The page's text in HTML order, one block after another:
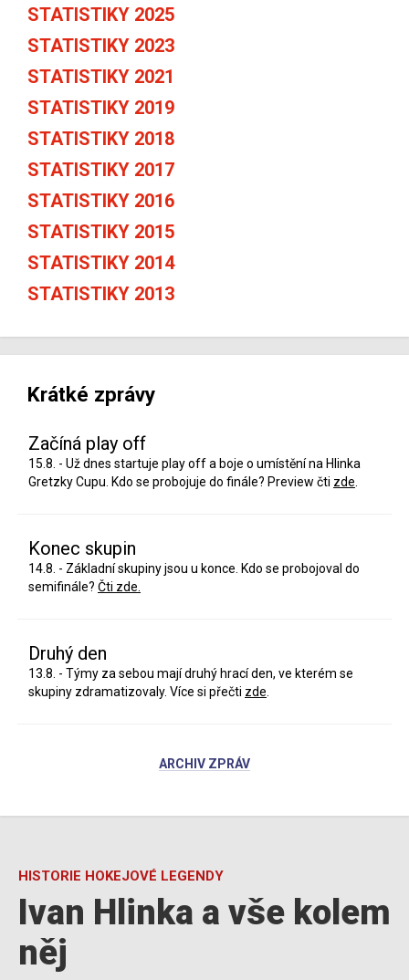
STATISTIKY 2025
STATISTIKY 2023
STATISTIKY 2021
STATISTIKY 2019
STATISTIKY 2018
STATISTIKY 2017
STATISTIKY 2016
STATISTIKY 2015
STATISTIKY 2014
STATISTIKY 2013
Krátké zprávy
Začíná play off
15.8. - Už dnes startuje play off a boje o umístění na Hlinka
Gretzky Cupu. Kdo se probojuje do finále? Preview čti zde
Konec skupin
14.8. - Základní skupiny jsou u konce. Kdo se probojoval do
semifinále? Čti zde.
Druhý den
13.8. - Týmy za sebou mají druhý hrací den, ve kterém se
skupiny zdramatizovaly. Více si přečti zde
ARCHIV ZPRÁV
HISTORIE HOKEJOVÉ LEGENDY
Ivan Hlinka a vše kolem
něj